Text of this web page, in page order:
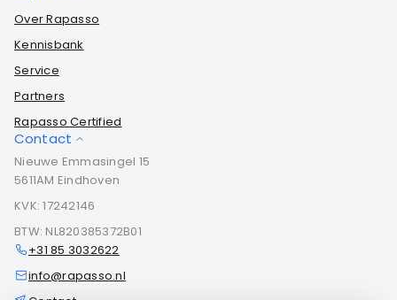
Over Rapasso
Kennisbank
Service
Partners
Rapasso Certified
Contact
Nieuwe Emmasingel 15
5611AM Eindhoven
KVK: 17242146
BTW: NL820385372B01
+31 85 3032622
info@rapasso.nl